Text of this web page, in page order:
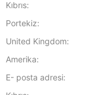
Kıbrıs:
Portekiz:
United Kingdom:
Amerika:
E- posta adresi: